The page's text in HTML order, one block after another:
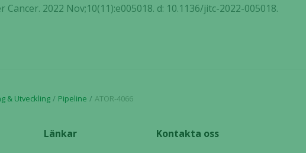
Cancer. 2022 Nov;10(11):e005018. d: 10.1136/jitc-2022-005018.
& Utveckling Pipeline ATOR-4066
Länkar Kontakta oss